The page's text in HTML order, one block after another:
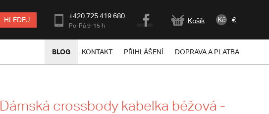
HLEDEJ +420 725 419 680
Po-Pá 9-15 h
Košík Kč €
BLOG KONTAKT PŘIHLÁŠENÍ DOPRAVA A PLATBA
Dámská crossbody kabelka béžová -